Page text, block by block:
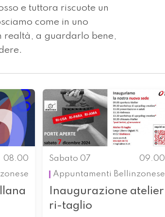
e tuttora riscuote un
come in uno
realtà, a guardarlo bene,
08.00
Sabato 07
09.00
Appuntamenti Bellinzonese
Inaugurazione atelier
ri-taglio